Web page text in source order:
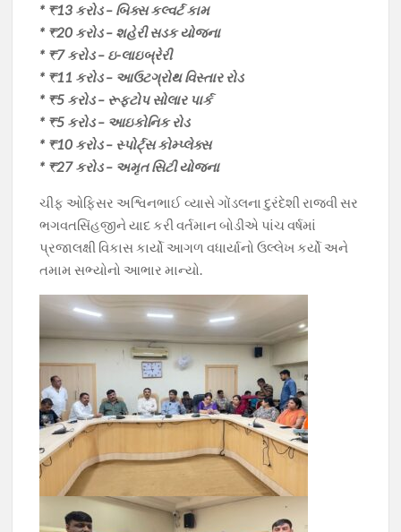
* ₹13 કરોડ – બિક્સ કલ્વર્ટ કામ
* ₹20 કરોડ – શહેરી સડક યોજના
* ₹7 કરોડ – ઇ-લાઇબ્રેરી
* ₹11 કરોડ – આઉટગ્રોથ વિસ્તાર રોડ
* ₹5 કરોડ – રૂફટોપ સોલાર પાર્ક
* ₹5 કરોડ – આઇકોનિક રોડ
* ₹10 કરોડ – સ્પોર્ટ્સ કોમ્પ્લેક્સ
* ₹27 કરોડ – અમૃત સિટી યોજના
ચીફ ઓફિસર અશ્વિનભાઈ વ્યાસે ગોંડલના દુરંદેશી રાજવી સર
ભગવતસિંહજીને યાદ કરી વર્તમાન બોડીએ પાંચ વર્ષમાં
પ્રજાલક્ષી વિકાસ કાર્યો આગળ વધાર્યાનો ઉલ્લેખ કર્યો અને
તમામ સભ્યોનો આભાર માન્યો.